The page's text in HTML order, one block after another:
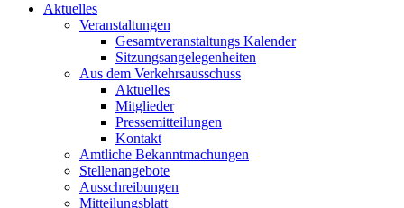
Aktuelles
Veranstaltungen
Gesamtveranstaltungs Kalender
Sitzungsangelegenheiten
Aus dem Verkehrsausschuss
Aktuelles
Mitglieder
Pressemitteilungen
Kontakt
Amtliche Bekanntmachungen
Stellenangebote
Ausschreibungen
Mitteilungsblatt